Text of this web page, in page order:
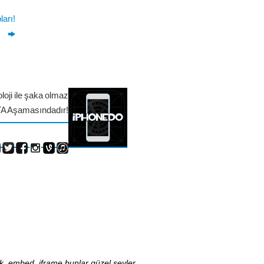
ile şaka olmaz
Aşamasındadır!